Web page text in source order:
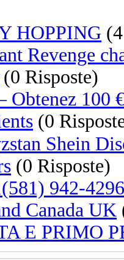
HOPPING
Revenge
(0 Risposte)
Obtenez 100
(0
Shein
(0 Risposte)
942-
Canada UK
E PRIMO